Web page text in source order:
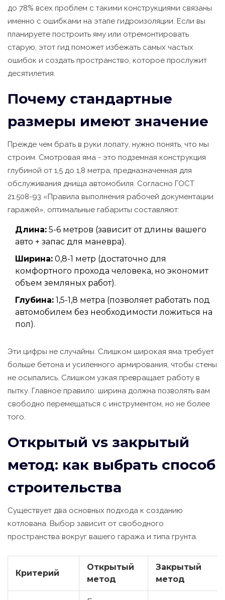
до 78% всех проблем с такими конструкциями связаны
именно с ошибками на этапе гидроизоляции. Если вы
планируете построить яму или отремонтировать
старую, этот гид поможет избежать самых частых
ошибок и создать пространство, которое прослужит
десятилетия.
Почему стандартные
размеры имеют значение
Прежде чем брать в руки лопату, нужно понять, что мы
строим. Смотровая яма - это подземная конструкция
глубиной от 1,5 до 1,8 метра, предназначенная для
обслуживания днища автомобиля. Согласно ГОСТ
21.508-93 «Правила выполнения рабочей документации
гаражей», оптимальные габариты составляют:
Длина: 5-6 метров (зависит от длины вашего
авто + запас для маневра).
Ширина: 0,8-1 метр (достаточно для
комфортного прохода человека, но экономит
объем земляных работ).
Глубина: 1,5-1,8 метра (позволяет работать под
автомобилем без необходимости ложиться на
пол).
Эти цифры не случайны. Слишком широкая яма требует
больше бетона и усиленного армирования, чтобы стены
не осыпались. Слишком узкая превращает работу в
пытку. Главное правило: ширина должна позволять вам
свободно перемещаться с инструментом, но не более
того.
Открытый vs закрытый
метод: как выбрать способ
строительства
Существует два основных подхода к созданию
котлована. Выбор зависит от свободного
пространства вокруг вашего гаража и типа грунта.
Критерий
Открытый
метод
Закрытый
метод